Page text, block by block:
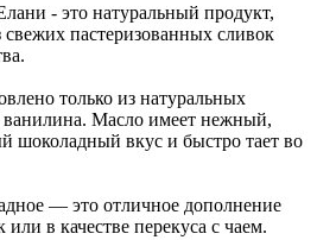
- это натуральный продукт,
свежих пастеризованных сливок
только из натуральных
ванилина. Масло имеет нежный,
шоколадный вкус и быстро тает во
— это отличное дополнение
или в качестве перекуса с чаем.